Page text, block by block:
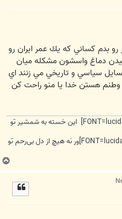
بدم كساني كه يك عمر ايران رو
دماغ واسشون مشكله ميان
سياسي و تاريخي مي زنند اي
هستن خدا يا منو راحت كن
[FONT=lucida grande, tahoma, verdana, arial, sans-serif] این خسته به شمشیر تو
[FONT=lucida grande, tahoma, verdana, arial, sans-serif]ور نه هیچ از دل بی‌رحم تو
ب
ا